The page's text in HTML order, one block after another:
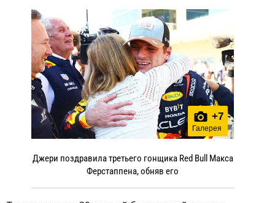
+7
Галерея
Джери поздравила третьего гонщика Red Bull Макса
Ферстаппена, обняв его